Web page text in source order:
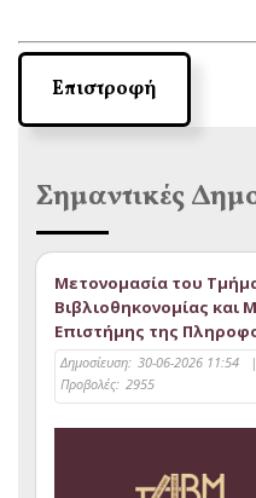
Επιστροφή
Σημαντικές
Μετονομασία του
Βιβλιοθηκονομίας και
Επιστήμης της
Δημοσίευση: 30-06-2026 11:54 |
Προβολές: 2955